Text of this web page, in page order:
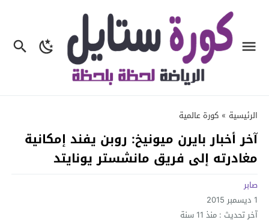
الرئيسية » كورة عالمية
آخر أخبار بايرن ميونيخ: روبن يفند إمكانية
مغادرته إلى فريق مانشستر يونايتد
صابر
1 ديسمبر 2015
آخر تحديث : منذ 11 سنة